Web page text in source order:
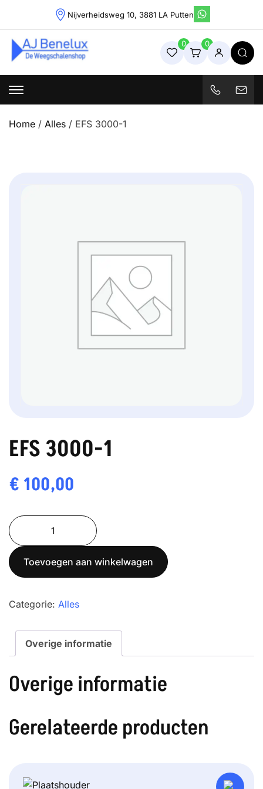
content
Nijverheidsweg 10, 3881 LA Putten
Weegschalenshop | Precisieweegschalen & Industriële
Weegoplossingen
0 0
Home / Alles / EFS 3000-1
EFS 3000-1
€ 100,00
EFS
3000-
1
aantal
Toevoegen aan winkelwagen
Categorie: Alles
Overige informatie
Overige informatie
Gerelateerde producten